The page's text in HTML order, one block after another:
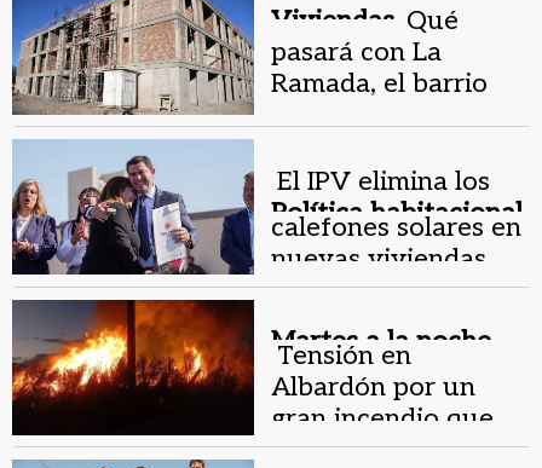
viviendas"
Viviendas. Qué
pasará con La
Ramada, el barrio
Política habitacional.
El IPV elimina los
calefones solares en
nuevas viviendas
por la dureza del
Martes a la noche.
Tensión en
Albardón por un
gran incendio que
rodeó varias